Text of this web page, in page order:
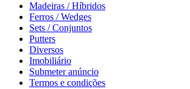
Madeiras / Híbridos
Ferros / Wedges
Sets / Conjuntos
Putters
Diversos
Imobiliário
Submeter anúncio
Termos e condições